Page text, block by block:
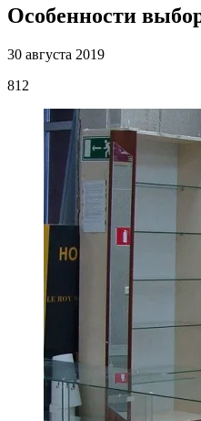
Особенности
30 августа 2019
812